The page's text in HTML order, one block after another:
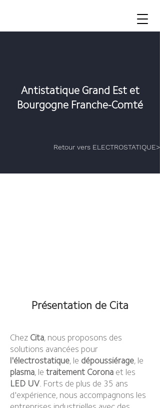
Antistatique Grand Est et
Bourgogne Franche-Comté
Retour vers ELECTROSTATIQUE>
Présentation de Cita
Chez Cita, nous proposons des
solutions avancées pour
l'électrostatique, le dépoussiérage, le
plasma, le traitement Corona et les
LED UV. Forts de plus de 35 ans
d'expérience, nous accompagnons les